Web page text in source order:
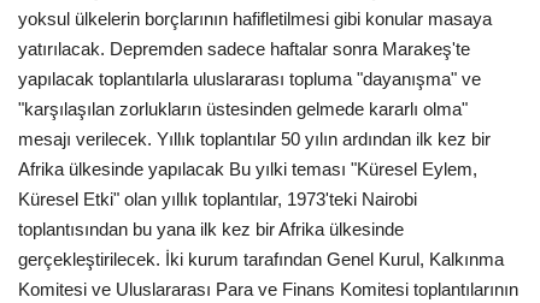
Teknoloji
Hakkımızda
Galeri
İletişim
Dilim
yoksul ülkelerin borçlarının hafifletilmesi gibi konular masaya
yatırılacak. Depremden sadece haftalar sonra Marakeş'te
yapılacak toplantılarla uluslararası topluma "dayanışma" ve
"karşılaşılan zorlukların üstesinden gelmede kararlı olma"
mesajı verilecek. Yıllık toplantılar 50 yılın ardından ilk kez bir
Afrika ülkesinde yapılacak Bu yılki teması "Küresel Eylem,
Küresel Etki" olan yıllık toplantılar, 1973'teki Nairobi
toplantısından bu yana ilk kez bir Afrika ülkesinde
gerçekleştirilecek. İki kurum tarafından Genel Kurul, Kalkınma
Komitesi ve Uluslararası Para ve Finans Komitesi toplantılarının